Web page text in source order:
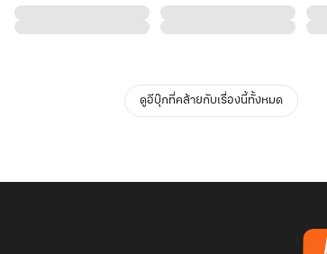
ดูอีบุ๊กที่คล้ายกับเรื่องนี้ทั้งหมด